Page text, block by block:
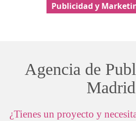
Publicidad y
Agencia de
Madrid
¿Tienes un proyecto y